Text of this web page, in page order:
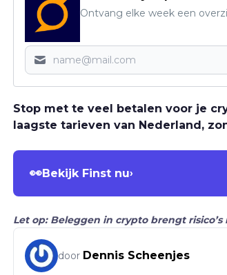
Ontvang elke week een
Stop met te veel betalen voor je
laagste tarieven van Nederland,
👀Bekijk Finst nu›
Let op: Beleggen in crypto brengt
door Dennis Scheenjes